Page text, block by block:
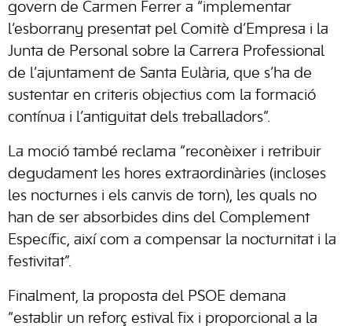
govern de Carmen Ferrer a “implementar
l’esborrany presentat pel Comitè d’Empresa i la
Junta de Personal sobre la Carrera Professional
de l’ajuntament de Santa Eulària, que s’ha de
sustentar en criteris objectius com la formació
contínua i l’antiguitat dels treballadors”.
La moció també reclama “reconèixer i retribuir
degudament les hores extraordinàries (incloses
les nocturnes i els canvis de torn), les quals no
han de ser absorbides dins del Complement
Específic, així com a compensar la nocturnitat i la
festivitat”.
Finalment, la proposta del PSOE demana
“establir un reforç estival fix i proporcional a la